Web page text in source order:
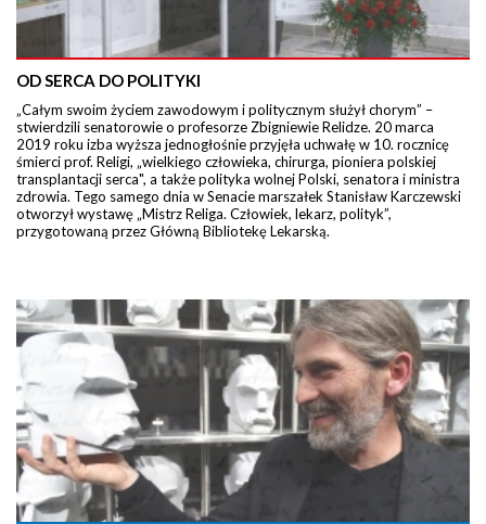
OD SERCA DO POLITYKI
„Całym swoim życiem zawodowym i politycznym służył chorym” –
stwierdzili senatorowie o profesorze Zbigniewie Relidze. 20 marca
2019 roku izba wyższa jednogłośnie przyjęła uchwałę w 10. rocznicę
śmierci prof. Religi, „wielkiego człowieka, chirurga, pioniera polskiej
transplantacji serca", a także polityka wolnej Polski, senatora i ministra
zdrowia. Tego samego dnia w Senacie marszałek Stanisław Karczewski
otworzył wystawę „Mistrz Religa. Człowiek, lekarz, polityk”,
przygotowaną przez Główną Bibliotekę Lekarską.